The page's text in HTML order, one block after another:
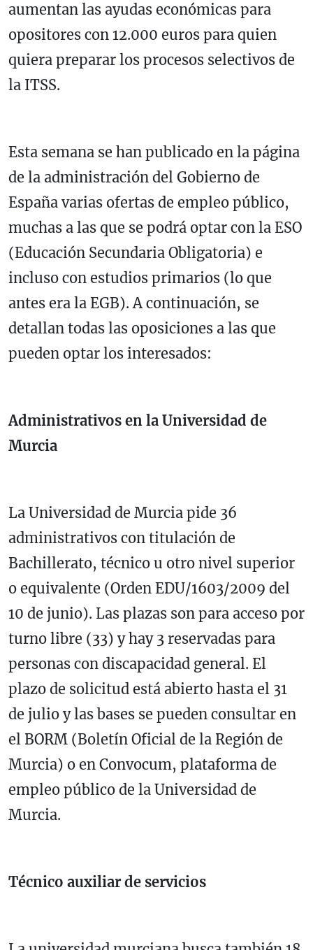
aumentan las ayudas económicas para
opositores con 12.000 euros para quien
quiera preparar los procesos selectivos de
la ITSS.
Esta semana se han publicado en la página
de la administración del Gobierno de
España varias ofertas de empleo público,
muchas a las que se podrá optar con la ESO
(Educación Secundaria Obligatoria) e
incluso con estudios primarios (lo que
antes era la EGB). A continuación, se
detallan todas las oposiciones a las que
pueden optar los interesados:
Administrativos en la Universidad de
Murcia
La Universidad de Murcia pide 36
administrativos con titulación de
Bachillerato, técnico u otro nivel superior
o equivalente (Orden EDU/1603/2009 del
10 de junio). Las plazas son para acceso por
turno libre (33) y hay 3 reservadas para
personas con discapacidad general. El
plazo de solicitud está abierto hasta el 31
de julio y las bases se pueden consultar en
el BORM (Boletín Oficial de la Región de
Murcia) o en Convocum, plataforma de
empleo público de la Universidad de
Murcia.
Técnico auxiliar de servicios